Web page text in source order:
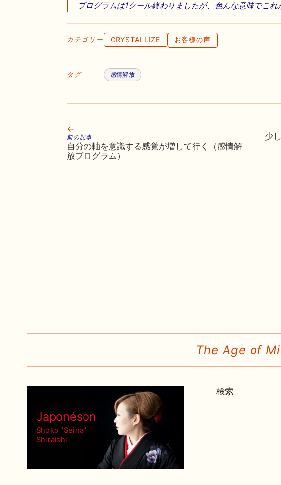
プログラムは1クール終わりましたが、色んな意味でこれ
カテゴリー CRYSTALLIZE お客様の声
タグ 感情解放
←
前の記事
自分の軸を意識する感覚が増して行く（感情解
放プログラム）
少
The Age of
Japonéson
Shoko "Seina"
Shiraishi
検索
検